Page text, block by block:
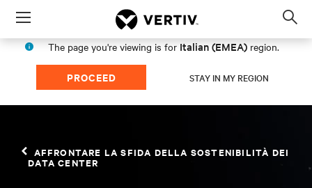
Menu
The page you're viewing is for Italian (EMEA) region.
PROCEED STAY IN MY REGION
AFFRONTARE LA SFIDA DELLA SOSTENIBILITÀ DEI
DATA CENTER